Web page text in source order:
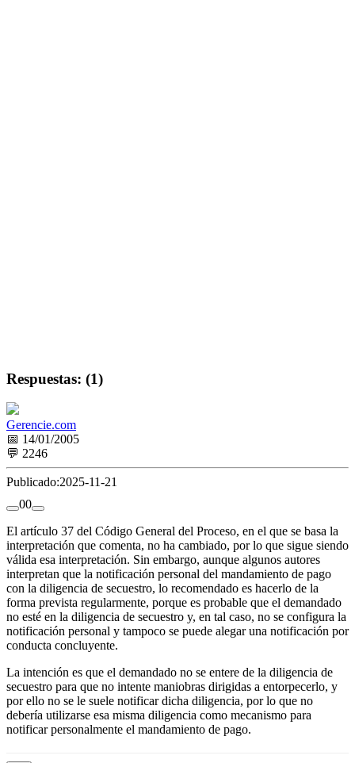
Respuestas: (1)
Gerencie.com
📅 14/01/2005
💬 2246
Publicado:2025-11-21
00
El artículo 37 del Código General del Proceso, en el que se basa la
interpretación que comenta, no ha cambiado, por lo que sigue siendo
válida esa interpretación. Sin embargo, aunque algunos autores
interpretan que la notificación personal del mandamiento de pago
con la diligencia de secuestro, lo recomendado es hacerlo de la
forma prevista regularmente, porque es probable que el demandado
no esté en la diligencia de secuestro y, en tal caso, no se configura la
notificación personal y tampoco se puede alegar una notificación por
conducta concluyente.
La intención es que el demandado no se entere de la diligencia de
secuestro para que no intente maniobras dirigidas a entorpecerlo, y
por ello no se le suele notificar dicha diligencia, por lo que no
debería utilizarse esa misma diligencia como mecanismo para
notificar personalmente el mandamiento de pago.